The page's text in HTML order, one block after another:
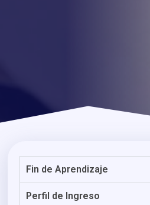
Fin de Aprendizaje
Perfil de Ingreso